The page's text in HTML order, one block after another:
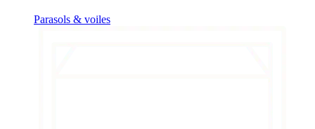
Parasols & voiles